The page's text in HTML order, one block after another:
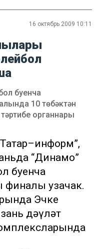
16 октябрь 2009 10:11
буенча
10 төбәктән
органнары
“Динамо”
буенча
финалы узачак.
Эчке
дәүләт